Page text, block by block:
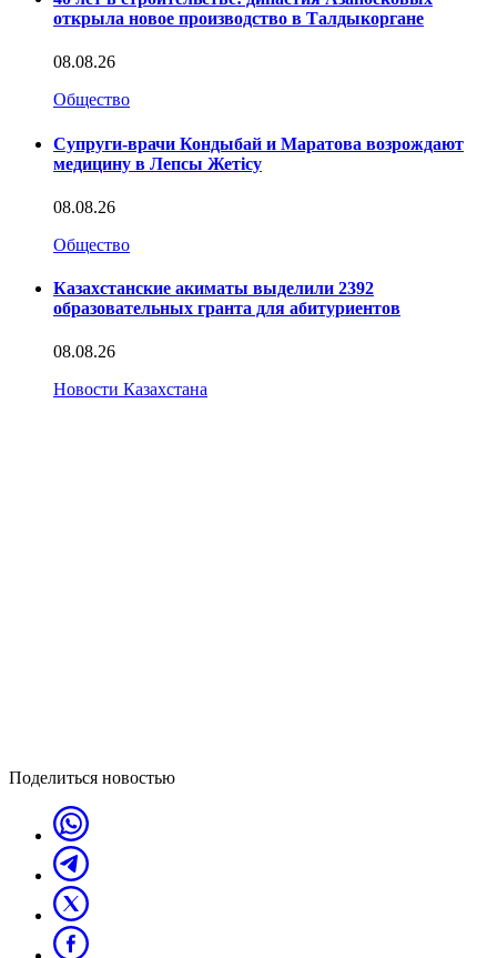
открыла новое производство в Талдыкоргане
08.08.26
Общество
Супруги-врачи Кондыбай и Маратова возрождают
медицину в Лепсы Жетісу
08.08.26
Общество
Казахстанские акиматы выделили 2392
образовательных гранта для абитуриентов
08.08.26
Новости Казахстана
Поделиться новостью